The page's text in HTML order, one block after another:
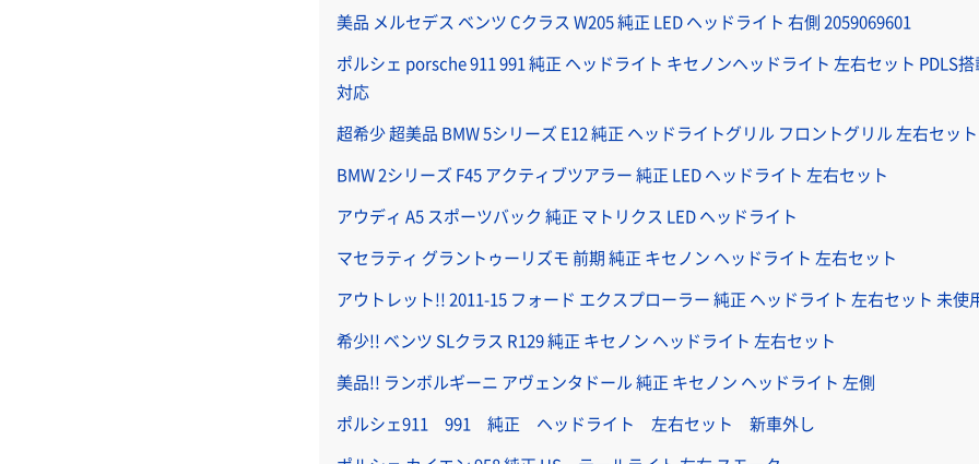
美品 メルセデス ベンツ Cクラス W205 純正 LED ヘッドライト 右側 2059069601
ポルシェ porsche 911 991 純正 ヘッドライト キセノンヘッドライト 左右セット PDLS
対応
超希少 超美品 BMW 5シリーズ E12 純正 ヘッドライトグリル フロントグリル 左右セット
BMW 2シリーズ F45 アクティブツアラー 純正 LED ヘッドライト 左右セット
アウディ A5 スポーツバック 純正 マトリクス LED ヘッドライト
マセラティ グラントゥーリズモ 前期 純正 キセノン ヘッドライト 左右セット
アウトレット!! 2011-15 フォード エクスプローラー 純正 ヘッドライト 左右セット 未使
希少!! ベンツ SLクラス R129 純正 キセノン ヘッドライト 左右セット
美品!! ランボルギーニ アヴェンタドール 純正 キセノン ヘッドライト 左側
ポルシェ911 991 純正 ヘッドライト 左右セット 新車外し